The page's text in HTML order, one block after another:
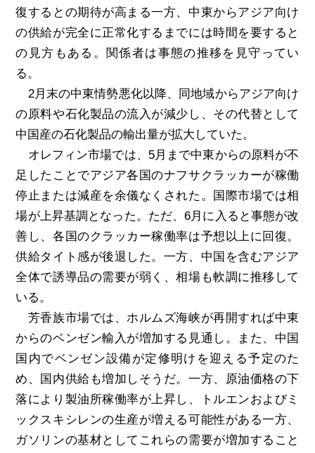
復するとの期待が高まる一方、中東からアジア向け
の供給が完全に正常化するまでには時間を要すると
の見方もある。関係者は事態の推移を見守ってい
る。
2月末の中東情勢悪化以降、同地域からアジア向け
の原料や石化製品の流入が減少し、その代替として
中国産の石化製品の輸出量が拡大していた。
オレフィン市場では、 5月まで中東からの原料が不
足したことでアジア各国のナフサクラッカーが稼働
停止または減産を余儀なくされた。国際市場では相
場が上昇基調となった。ただ、6月に入ると事態が改
善し、各国のクラッカー稼働率は予想以上に回復。
供給タイト感が後退した。一方、中国を含むアジア
全体で誘導品の需要が弱く、相場も軟調に推移して
いる。
芳香族市場では、ホルムズ海峡が再開すれば中東
からのベンゼン輸入が増加する見通し。また、中国
国内でベンゼン設備が定修明けを迎える予定のた
め、国内供給も増加しそうだ。一方、原油価格の下
落により製油所稼働率が上昇し、トルエンおよびミ
ックスキシレンの生産が増える可能性がある一方、
ガソリンの基材としてこれらの需要が増加すること